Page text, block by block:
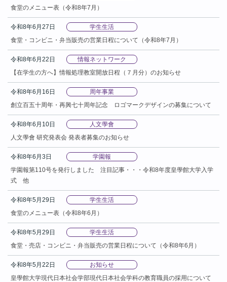
食堂のメニュー表（令和8年7月）
令和8年6月27日
学生生活
食堂・コンビニ・弁当販売の営業日程について（令和8年7月）
令和8年6月22日
情報ネットワーク
【在学生の方へ】情報処理教室開放日程（７月分）のお知らせ
令和8年6月16日
周年事業
創立百五十周年・再興七十周年記念 ロゴマークデザインの募集について
令和8年6月10日
人文學會
人文學會 研究発表会 発表者募集のお知らせ
令和8年6月3日
学園報
学園報第110号を発行しました 注目記事・・・令和8年度皇學館大学入学
式 他
令和8年5月29日
学生生活
食堂のメニュー表（令和8年6月）
令和8年5月29日
学生生活
食堂・売店・コンビニ・弁当販売の営業日程について（令和8年6月）
令和8年5月22日
お知らせ
皇學館大学現代日本社会学部現代日本社会学科の教育職員の採用について